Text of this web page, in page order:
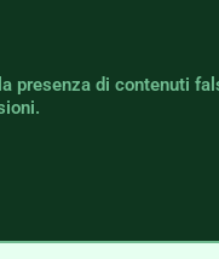
presenza di contenuti